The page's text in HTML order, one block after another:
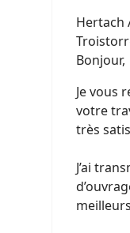
Hertach
Bonjour,
Je vous
votre
très
J’ai